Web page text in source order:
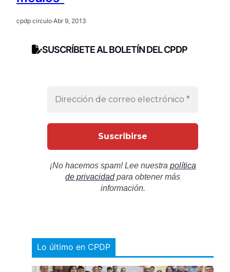
cpdp circulo·Abr 9, 2013
SUSCRÍBETE AL BOLETÍN DEL CPDP
¡No hacemos spam! Lee nuestra política
de privacidadpara obtener más
información.
Lo último en CPDP